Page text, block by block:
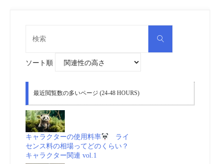
検
ソート順
最近閲覧数の多いページ (24-48 HOURS)
キャラクターの使用料率
ライ
センス料の相場ってどのくらい？
キャラクター関連 vol.1